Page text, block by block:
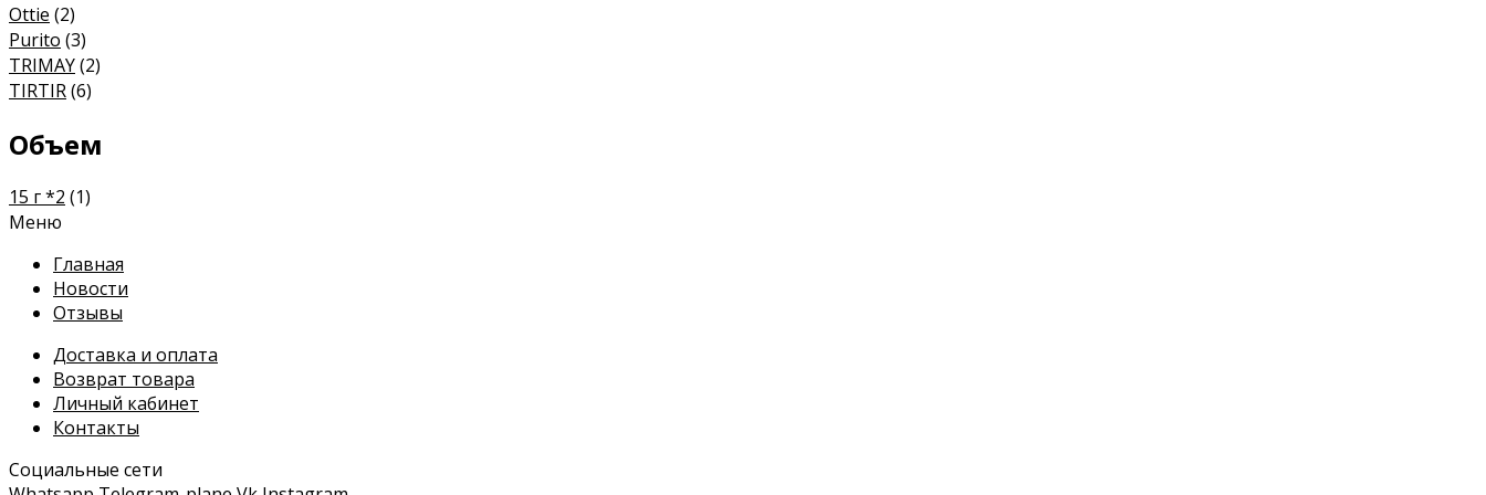
Ottie (2)
Purito (3)
TRIMAY(2)
TIRTIR(6)
Объем
15 г *2 (1)
Меню
Главная
Новости
Отзывы
Доставка и оплата
Возврат товара
Личный кабинет
Контакты
Социальные сети